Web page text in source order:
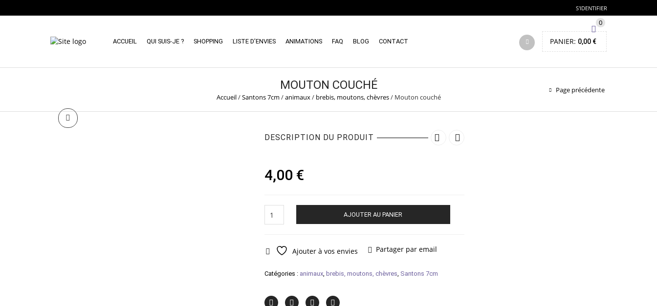
S'IDENTIFIER
ACCUEIL QUI SUIS-JE ? SHOPPING LISTE D’ENVIES ANIMATIONS FAQ BLOG CONTACT
0
PANIER: 0,00 €
MOUTON COUCHÉ
Accueil/Santons 7cm /animaux/ brebis, moutons, chèvres/ Mouton couché
Page précédente
DESCRIPTION DU PRODUIT
4,00 €
de
AJOUTER AU PANIER
Ajouter à vos envies Partager par email
Catégories : animaux, brebis, moutons, chèvres, Santons 7cm